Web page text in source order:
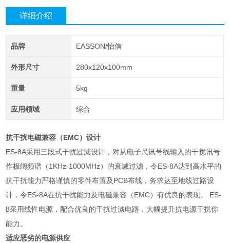
详细介绍
品牌 EASSON/怡信
外形尺寸 280x120x100mm
重量 5kg
应用领域 综合
抗干扰电磁兼容（EMC）设计
ES-8A采用三段式干扰过滤设计，对从电子尺讯号线输入的干扰讯号
作极阔频谱（1KHz-1000MHz）的衰减过滤，令ES-8A达到高水平的
抗干扰能力严格谨慎的零件布置及PCB布线，务求达至地线过路设
计，令ES-8A在抗干扰能力及电磁兼容（EMC）有优良的表现。 ES-
8采用线性电源，配合优良的干扰过滤电路，大幅提升抗电源干扰你
能力。
适应恶劣的电源供应